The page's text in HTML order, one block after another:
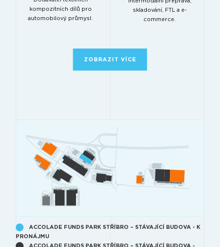
kompozitních dílů pro
automobilový průmysl.
skladování, FTL a e-
commerce.
ZOBRAZIT VÍCE
ACCOLADE FUNDS PARK STŘÍBRO – STÁVAJÍCÍ BUDOVA - K
PRONÁJMU
ACCOLADE FUNDS PARK STŘÍBRO – STÁVAJÍCÍ BUDOVA -